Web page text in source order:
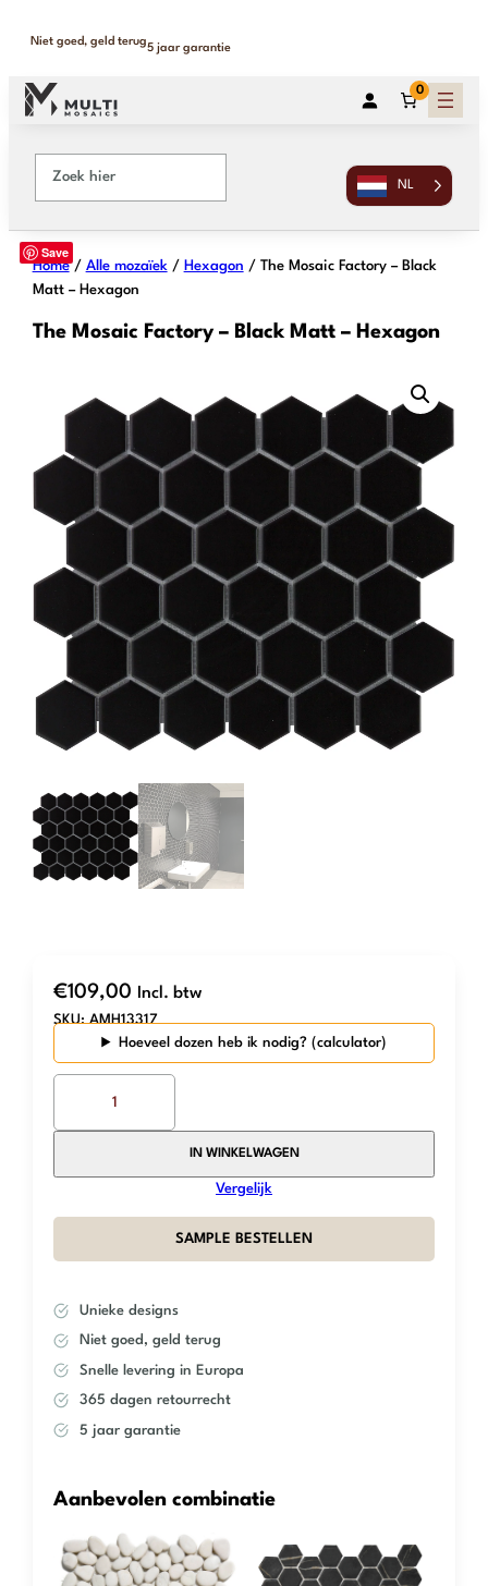
Binnen 1-2 werkdagen geleverd
365 dagen retour
0
NL
Save
Home/ Alle mozaïek/ Hexagon / The Mosaic Factory – Black
Matt – Hexagon
The Mosaic Factory – Black Matt – Hexagon
€109,00 Incl. btw
SKU: AMH13317
Hoeveel dozen heb ik nodig?
Factory
Black
–
IN WINKELWAGEN
Vergelijk
SAMPLE BESTELLEN
Unieke designs
Niet goed, geld terug
Snelle levering in Europa
365 dagen retourrecht
5 jaar garantie
Aanbevolen combinatie